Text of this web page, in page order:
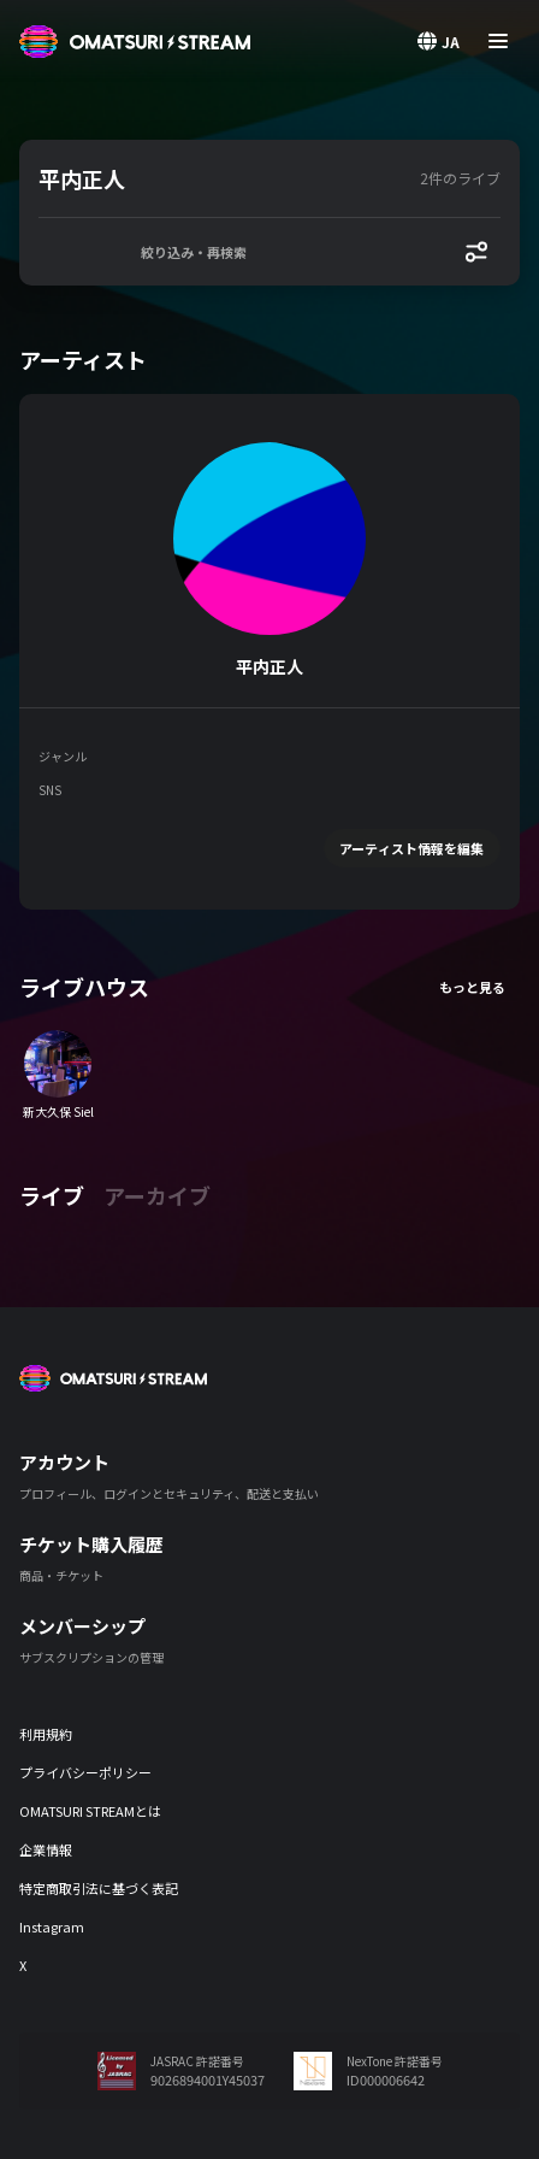
JA
平内正人 2件のライブ
絞り込み・再検索
アーティスト
平内正人
ジャンル
SNS
アーティスト情報を編集
ライブハウス
新大久保 Siel
ライブ アーカイブ
アカウント
プロフィール、ログインとセキュリティ、配送と支払い
チケット購入履歴
商品・チケット
メンバーシップ
サブスクリプションの管理
利用規約
プライバシーポリシー
OMATSURI STREAMとは
企業情報
特定商取引法に基づく表記
Instagram
X
JASRAC 許諾番号
9026894001Y45037
NexTone 許諾番号
ID000006642